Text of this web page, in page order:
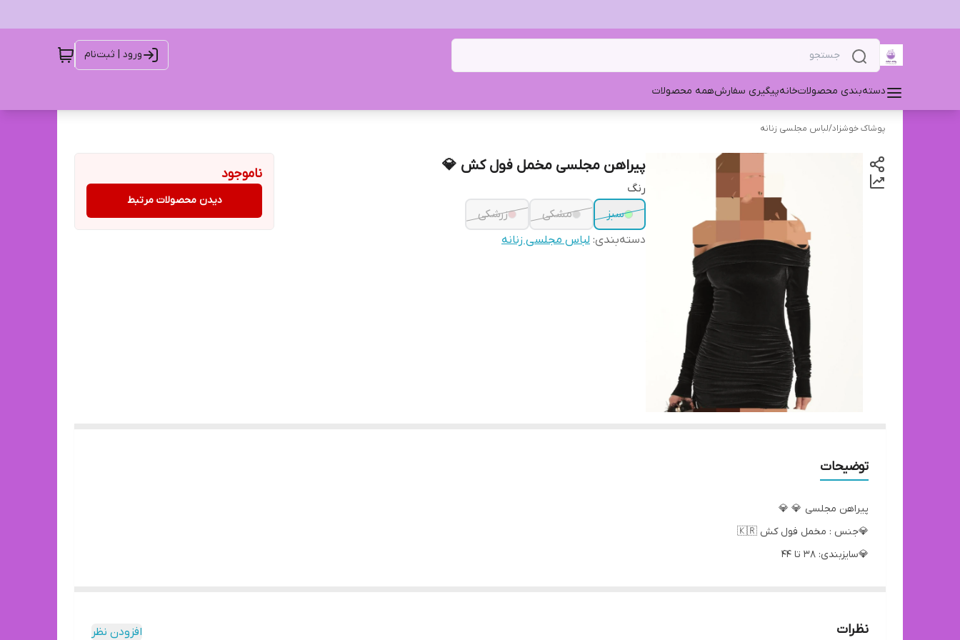
ورود | ثبت‌نام
دسته‌بندی محصولاتخانهپیگیری سفارشهمه محصولات
پوشاک خوشزاد/لباس مجلسی زنانه
پیراهن مجلسی مخمل فول کش 💎
رنگ
سبز
مشکی
زرشکی
دسته‌بندی: لباس مجلسی زنانه
ناموجود
دیدن محصولات مرتبط
توضیحات
پیراهن مجلسی 💎 💎
💎جنس : مخمل فول کش 🇰🇷
💎سایزبندی: 38 تا 44
Code: 052
نظرات افزودن نظر